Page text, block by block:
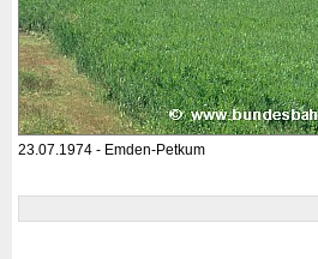
23.07.1974 - Emden-Petkum